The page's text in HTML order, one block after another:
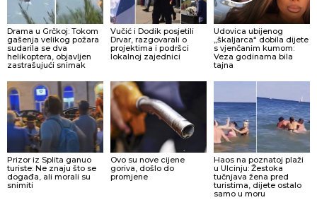
Drama u Grčkoj: Tokom
gašenja velikog požara
sudarila se dva
helikoptera, objavljen
zastrašujući snimak
Vučić i Dodik posjetili
Drvar, razgovarali o
projektima i podršci
lokalnoj zajednici
Udovica ubijenog
„škaljarca“ dobila dijete
s vjenčanim kumom:
Veza godinama bila
tajna
Prizor iz Splita ganuo
turiste: Ne znaju što se
događa, ali morali su
snimiti
Ovo su nove cijene
goriva, došlo do
promjene
Haos na poznatoj plaži
u Ulcinju: Žestoka
tučnjava žena pred
turistima, dijete ostalo
samo u moru